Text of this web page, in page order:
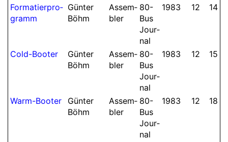
Form­at­ier­pro­
gramm
Günter
Böhm
Assem­
bler
80-
Bus
Jour­
nal
1983 12 14
Cold-Booter
Günter
Böhm
Assem­
bler
80-
Bus
Jour­
nal
1983 12 15
Warm-Booter
Günter
Böhm
Assem­
bler
80-
Bus
Jour­
nal
1983 12 18